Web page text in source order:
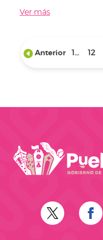
Ver más
Anterior 1... 12